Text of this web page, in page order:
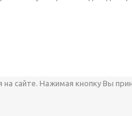
сайте. Нажимая кнопку Вы